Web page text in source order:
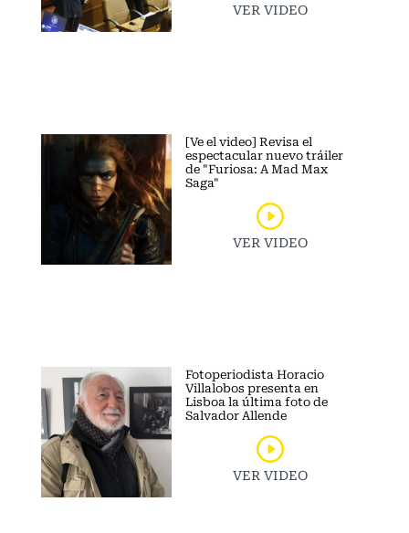
VER VIDEO
[Ve el video] Revisa el
espectacular nuevo tráiler
de "Furiosa: A Mad Max
Saga"
VER VIDEO
Fotoperiodista Horacio
Villalobos presenta en
Lisboa la última foto de
Salvador Allende
VER VIDEO